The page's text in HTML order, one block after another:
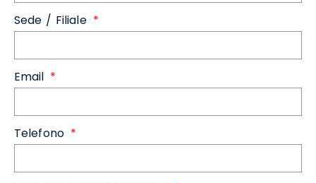
Sede / Filiale
Email
Telefono